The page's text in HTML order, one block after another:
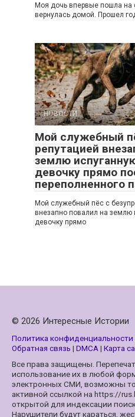
Моя дочь впервые пошла на
вернулась домой. Прошел
НОВОСТИ
Мой служебный
репутацией
землю
девочку прямо
переполненного
Мой служебный пёс с
внезапно повалил на
девочку прямо
© 2026 Интересные Истории
Политика конфиденциальности
Обратная связь | DMCA | Карта
Все права защищены.
использование их в любой
электронных СМИ, возможны
активной ссылкой на https://
открытой для индексации
Нарушители будут караться,